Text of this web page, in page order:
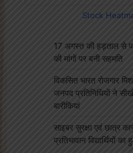
Stock
17 अगस्त की हड़ताल से
की मांगों पर बनी सहमति
विकसित भारत रोजगार
जनपद प्रतिनिधियों ने
बारीकियां
साइबर सुरक्षा एवं छात्र
प्रतिभावान विद्यार्थियों